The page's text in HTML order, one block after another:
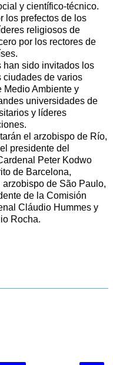
y científico-técnico.
los prefectos de los
religiosos de
por los rectores de
han sido invitados los
ciudades de varios
Medio Ambiente y
universidades de
y líderes
el arzobispo de Río,
presidente del
Peter Kodwo
de Barcelona,
de São Paulo,
de la Comisión
Cláudio Hummes y
Rocha.